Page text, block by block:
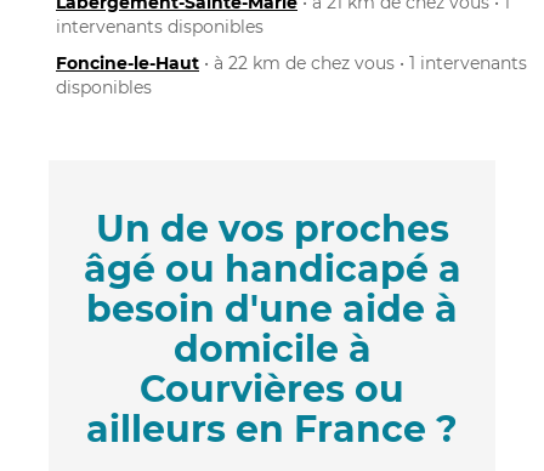
intervenants disponibles
Foncine-le-Haut • à 22 km de chez vous • 1 intervenants
disponibles
Un de vos proches
âgé ou handicapé a
besoin d'une aide à
domicile à
Courvières ou
ailleurs en France ?